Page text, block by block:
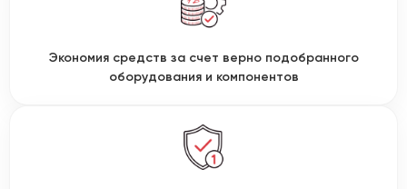
Экономия средств за счет верно подобранного
оборудования и компонентов